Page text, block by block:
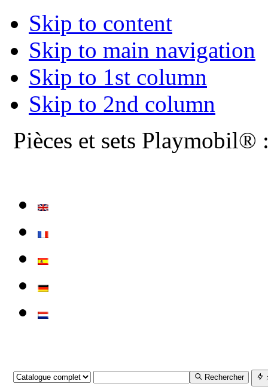
Skip to content
Skip to main navigation
Skip to 1st column
Skip to 2nd column
Pièces et sets Playmobil®
Rechercher